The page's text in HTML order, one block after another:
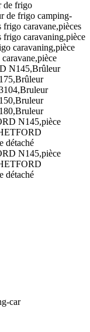
de frigo
de frigo camping-
frigo caravane,pièces
frigo caravaning,pièce
caravaning,pièce
N145,Brûleur
N145,pièce
détaché
N145,pièce
détaché
car